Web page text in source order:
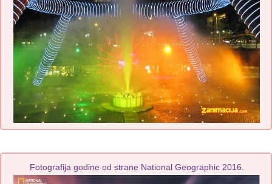
Fotografija godine od strane National Geographic 2016.